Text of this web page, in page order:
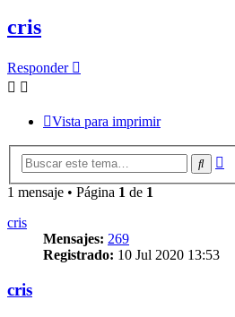
cris
Responder
Vista para imprimir
Buscar
1 mensaje • Página 1 de 1
cris
Mensajes: 269
Registrado: 10 Jul 2020 13:53
cris